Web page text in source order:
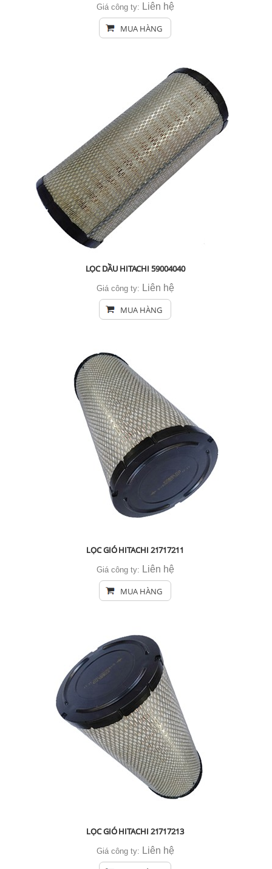
Giá công ty: Liên hệ
MUA HÀNG
LỌC DẦU HITACHI 59004040
Giá công ty: Liên hệ
MUA HÀNG
LỌC GIÓ HITACHI 21717211
Giá công ty: Liên hệ
MUA HÀNG
LỌC GIÓ HITACHI 21717213
Giá công ty: Liên hệ